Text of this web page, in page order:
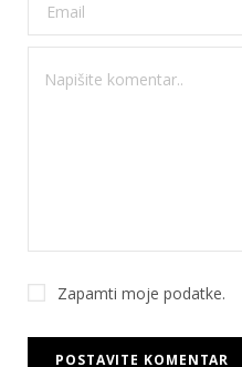
Zapamti moje podatke.